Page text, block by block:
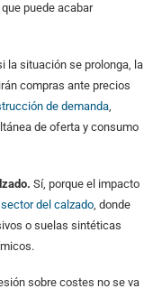
puede acabar
la situación se prolonga, la
compras ante precios
de demanda,
de oferta y consumo
Sí, porque el impacto
del calzado, donde
o suelas sintéticas
sobre costes no se va